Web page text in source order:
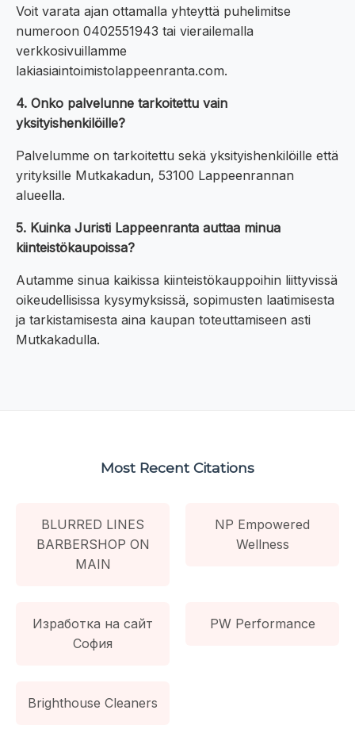
Voit varata ajan ottamalla yhteyttä puhelimitse
numeroon 0402551943 tai vierailemalla
verkkosivuillamme
lakiasiaintoimistolappeenranta.com.
4. Onko palvelunne tarkoitettu vain
yksityishenkilöille?
Palvelumme on tarkoitettu sekä yksityishenkilöille että
yrityksille Mutkakadun, 53100 Lappeenrannan
alueella.
5. Kuinka Juristi Lappeenranta auttaa minua
kiinteistökaupoissa?
Autamme sinua kaikissa kiinteistökauppoihin liittyvissä
oikeudellisissa kysymyksissä, sopimusten laatimisesta
ja tarkistamisesta aina kaupan toteuttamiseen asti
Mutkakadulla.
Most Recent Citations
BLURRED LINES
BARBERSHOP ON
MAIN
NP Empowered
Wellness
Изработка на сайт
София
PW Performance
Brighthouse Cleaners